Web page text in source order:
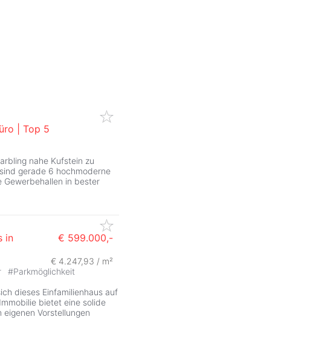
| Top 5
nahe Kufstein zu
gerade 6 hochmoderne
in bester
in
€ 599.000,-
€ 4.247,93 / m²
#Parkmöglichkeit
dieses Einfamilienhaus auf
bietet eine solide
Vorstellungen